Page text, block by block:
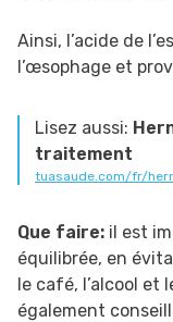
Ainsi, l’acide de
l’œsophage et
Lisez aussi:
traitement
tuasaude.com/fr/
Que faire: il est
équilibrée, en
le café, l’alcool et
également